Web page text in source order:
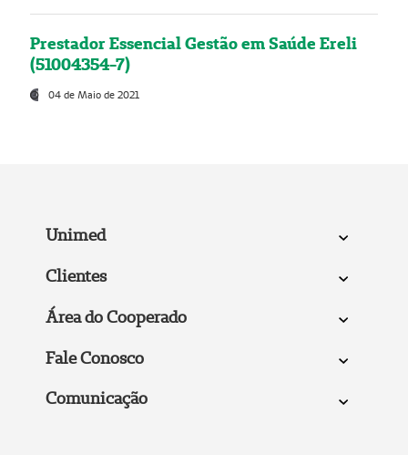
Prestador Essencial Gestão em Saúde Ereli
(51004354-7)
04 de Maio de 2021
Unimed
Clientes
Área do Cooperado
Fale Conosco
Comunicação